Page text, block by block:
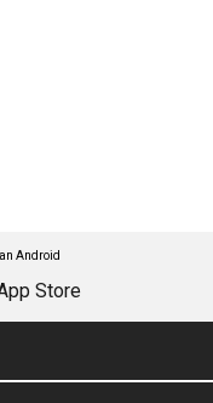
Android